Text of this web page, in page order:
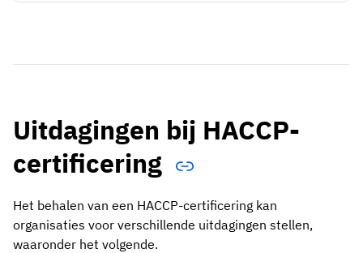
Uitdagingen bij HACCP-
certificering
Het behalen van een HACCP-certificering kan
organisaties voor verschillende uitdagingen stellen,
waaronder het volgende.